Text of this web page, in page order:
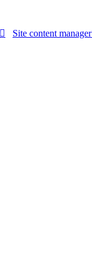
Site content manager